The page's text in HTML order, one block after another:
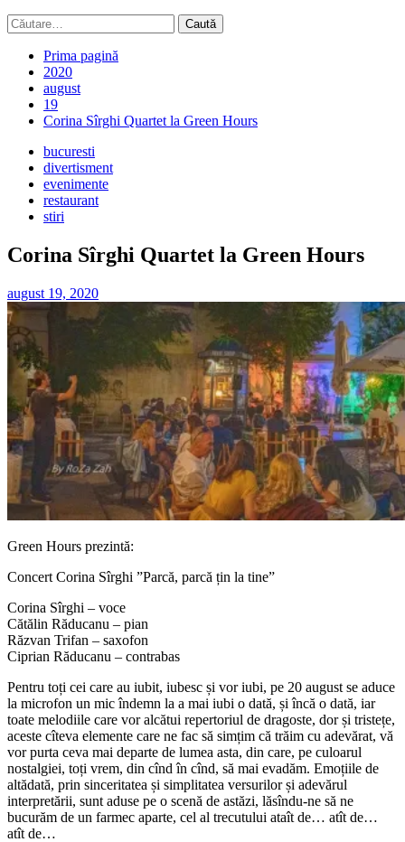
Caută
după:
Prima pagină
2020
august
19
Corina Sîrghi Quartet la Green Hours
bucuresti
divertisment
evenimente
restaurant
stiri
Corina Sîrghi Quartet la Green Hours
august 19, 2020
Green Hours prezintă:
Concert Corina Sîrghi ”Parcă, parcă țin la tine”
Corina Sîrghi – voce
Cătălin Răducanu – pian
Răzvan Trifan – saxofon
Ciprian Răducanu – contrabas
Pentru toți cei care au iubit, iubesc și vor iubi, pe 20 august se aduce
la microfon un mic îndemn la a mai iubi o dată, și încă o dată, iar
toate melodiile care vor alcătui repertoriul de dragoste, dor și tristețe,
aceste cîteva elemente care ne fac să simțim că trăim cu adevărat, vă
vor purta ceva mai departe de lumea asta, din care, pe culoarul
nostalgiei, toți vrem, din cînd în cînd, să mai evadăm. Emoțiile de
altădată, prin sinceritatea și simplitatea versurilor și adevărul
interpretării, sunt aduse pe o scenă de astăzi, lăsîndu-ne să ne
bucurăm de un farmec aparte, cel al trecutului ataît de… atît de…
atît de…